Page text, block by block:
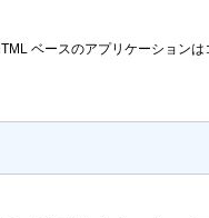
ベースのアプリケーションは